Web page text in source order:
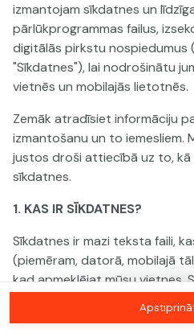
Šai spēlei nav pieejama
pieslēdzies, lai
izmantojam sīkdatnes un
pārlūkprogrammas failus,
digitālās pirkstu nospiedumus
"Sīkdatnes"), lai nodrošinātu
vietnēs un mobilajās lietotnēs.
Zemāk atradīsiet informāciju
izmantošanu un to iemesliem.
justos droši attiecībā uz to, kā
sīkdatnes.
1. KAS IR SĪKDATNES?
Sīkdatnes ir mazi teksta faili,
(piemēram, datorā, mobilajā
kad apmeklējat mūsu vietnes.
mums jūs atpazīt un saprast,
vietnes, kas palīdz mums